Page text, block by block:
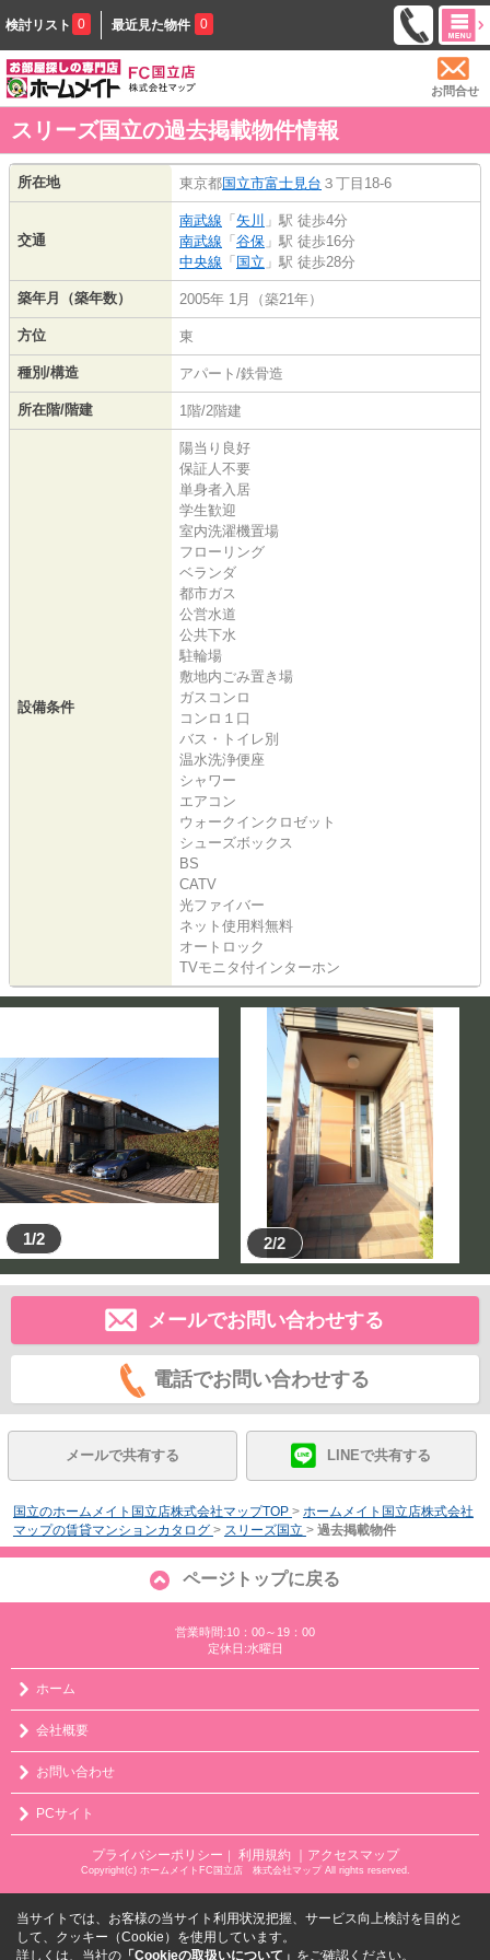
検討リスト 0 最近見た物件 0
お問合せ
スリーズ国立の過去掲載物件情報
所在地 東京都国立市富士見台 ３丁目18-6
交通
南武線 「 矢川 」駅 徒歩4分
南武線 「 谷保 」駅 徒歩16分
中央線 「 国立 」駅 徒歩28分
築年月（築年数） 2005年 1月（築21年）
方位 東
種別/構造 アパート/鉄骨造
所在階/階建 1階/2階建
設備条件
陽当り良好
保証人不要
単身者入居
学生歓迎
室内洗濯機置場
フローリング
ベランダ
都市ガス
公営水道
公共下水
駐輪場
敷地内ごみ置き場
ガスコンロ
コンロ１口
バス・トイレ別
温水洗浄便座
シャワー
エアコン
ウォークインクロゼット
シューズボックス
BS
CATV
光ファイバー
ネット使用料無料
オートロック
TVモニタ付インターホン
1/2 2/2
メールでお問い合わせする
電話でお問い合わせする
メールで共有する LINEで共有する
国立のホームメイト国立店株式会社マップTOP > ホームメイト国立店株式会社
マップの賃貸マンションカタログ > スリーズ国立 > 過去掲載物件
ページトップに戻る
営業時間:10：00～19：00
定休日:水曜日
ホーム
会社概要
お問い合わせ
PCサイト
プライバシーポリシー ｜ 利用規約 ｜アクセスマップ
Copyright(c) ホームメイトFC国立店 株式会社マップ All rights reserved.
当サイトでは、お客様の当サイト利用状況把握、サービス向上検討を目的と
して、クッキー（Cookie）を使用しています。
詳しくは、当社の 「Cookieの取扱いについて」 をご確認ください。